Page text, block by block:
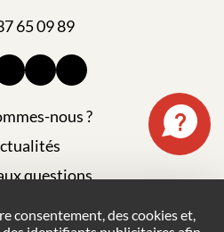
65 09 89
nous ?
questions
consentement, des cookies et,